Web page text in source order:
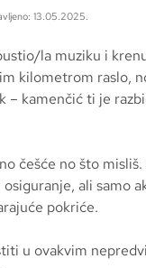
13.05.2025.
la muziku i
kilometrom raslo,
– kamenčić ti je
češće no što
ali samo
pokriće.
u ovakvim